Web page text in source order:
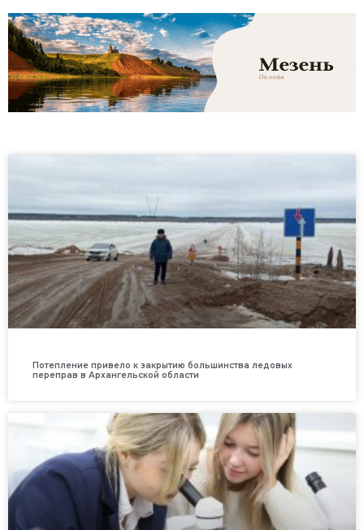
Потепление привело к закрытию большинства ледовых
переправ в Архангельской области